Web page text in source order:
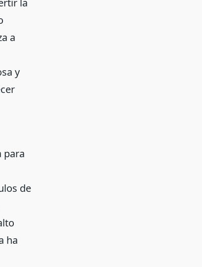
a
y
para
de
ha